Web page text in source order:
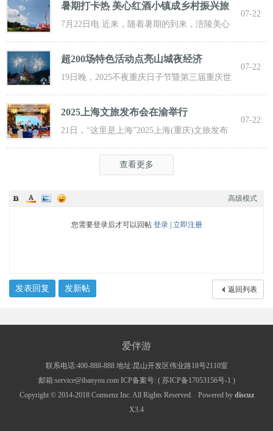
暑期打卡热 美心红酒小镇成乡村振兴旅
游新
7月22日电 近来，随着暑期的到来，涪陵美心
红酒小镇迎来了大批游客前来打卡，
07-22
超200场特色活动点亮山城夜经济
19日晚，2025不夜重庆日子节暨第三届重庆世
界啤酒文化节发动活动在重庆市九龙坡
07-22
2025上海文旅发布会在渝举行
21日，“这里是上海”2025上海(重庆)文旅发布
会在渝举行，全方位展示上海文旅
07-22
查看更多
高级模式
您需要登录后才可以回帖 登录| 立即注册
发表回复 发新帖 返回列表
爱伴游
联系电话:400-888-888 地址:昆山开发区伟业路18号2110室
邮箱:service@ibanyou.com ICP备案号: ( 苏ICP备17053156号-1 )
Copyright © 2014-2018 Comsenz Inc. All Rights Reserved. Powered by discuz
X3.4